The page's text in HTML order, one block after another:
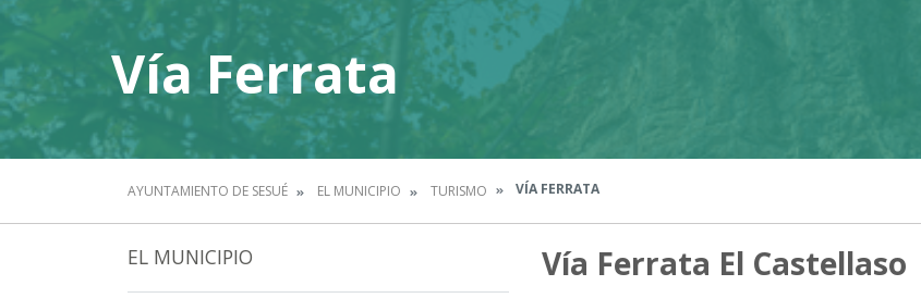
Vía Ferrata
AYUNTAMIENTO DE SESUÉ EL MUNICIPIO TURISMO VÍA FERRATA
EL MUNICIPIO Vía Ferrata El Castellaso